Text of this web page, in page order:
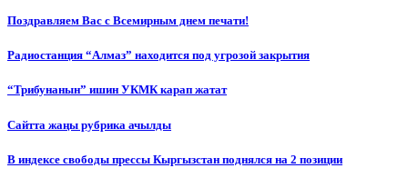
Поздравляем Вас с Всемирным днем печати!
Радиостанция “Алмаз” находится под угрозой закрытия
“Трибунанын” ишин УКМК карап жатат
Сайтта жаңы рубрика ачылды
В индексе свободы прессы Кыргызстан поднялся на 2 позиции